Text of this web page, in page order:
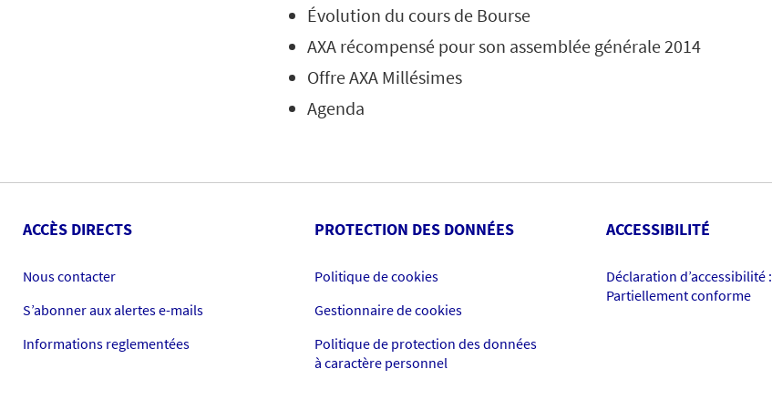
Évolution du cours de Bourse
AXA récompensé pour son assemblée générale 2014
Offre AXA Millésimes
Agenda
ACCÈS DIRECTS
Nous contacter
S’abonner aux alertes e-mails
Informations reglementées
PROTECTION DES DONNÉES
Politique de cookies
Gestionnaire de cookies
Politique de protection des données
à caractère personnel
ACCESSIBILITÉ
Déclaration d’accessibilité :
Partiellement conforme